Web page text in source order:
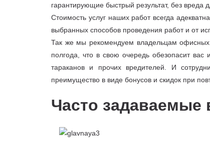
гарантирующие быстрый результат, без вреда
Стоимость услуг наших работ всегда
выбранных способов проведения работ и от
Так же мы рекомендуем владельцам
полгода, что в свою очередь обезопасит
тараканов и прочих вредителей. И
преимущество в виде бонусов и скидок при
Часто задаваемые